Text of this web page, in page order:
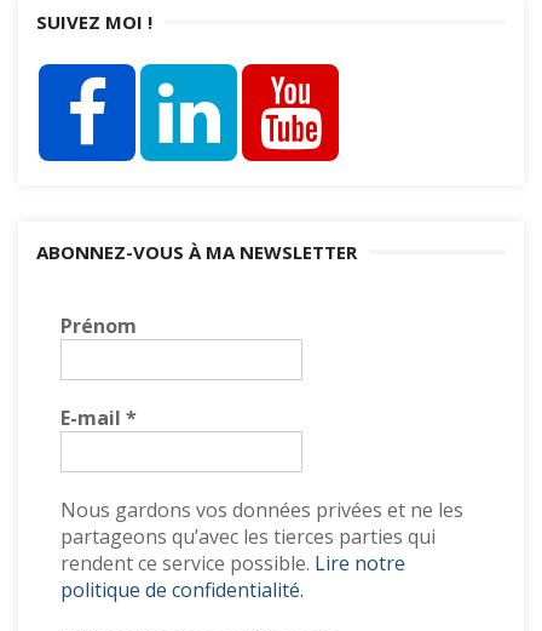
SUIVEZ MOI !
ABONNEZ-VOUS À MA NEWSLETTER
Prénom
E-mail *
Nous gardons vos données privées et ne les
partageons qu’avec les tierces parties qui
rendent ce service possible. Lire notre
politique de confidentialité.